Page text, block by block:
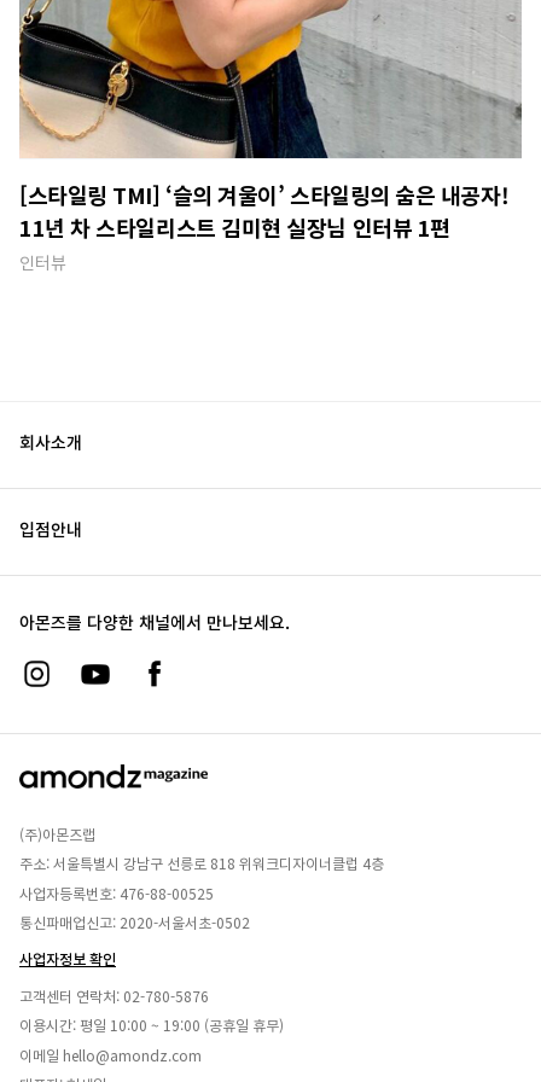
[스타일링 TMI] ‘슬의 겨울이’ 스타일링의 숨은 내공자!
11년 차 스타일리스트 김미현 실장님 인터뷰 1편
인터뷰
회사소개
입점안내
아몬즈를 다양한 채널에서 만나보세요.
(주)아몬즈랩
주소: 서울특별시 강남구 선릉로 818 위워크디자이너클럽 4층
사업자등록번호: 476-88-00525
통신파매업신고: 2020-서울서초-0502
사업자정보 확인
고객센터 연락처: 02-780-5876
이용시간: 평일 10:00 ~ 19:00 (공휴일 휴무)
이메일 hello@amondz.com